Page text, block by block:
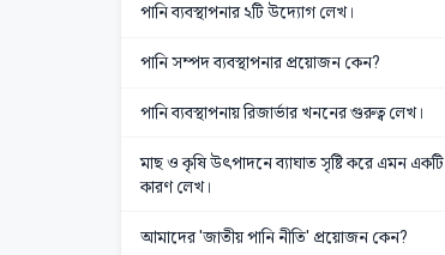
পানি ব্যবস্থাপনার ২টি উদ্যোগ লেখ।
পানি সম্পদ ব্যবস্থাপনার প্রয়োজন কেন?
পানি ব্যবস্থাপনায় রিজার্ভার খননের গুরুত্ব লেখ।
মাছ ও কৃষি উৎপাদনে ব্যাঘাত সৃষ্টি করে এমন একটি
কারণ লেখ।
আমাদের 'জাতীয় পানি নীতি' প্রয়োজন কেন?